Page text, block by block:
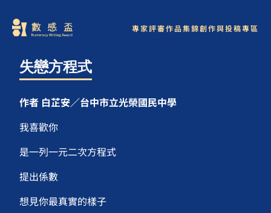
專家評審作品集錦創作與投稿專區
失戀方程式
作者 白芷安／台中市立光榮國民中學
我喜歡你
是一列一元二次方程式
提出係數
想見你最真實的樣子